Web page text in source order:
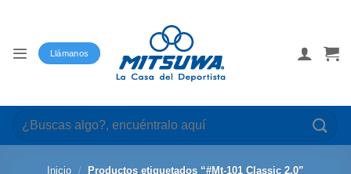
Llámanos
Buscar
por:
Inicio / Productos etiquetados “#Mt-101 Classic 2.0”